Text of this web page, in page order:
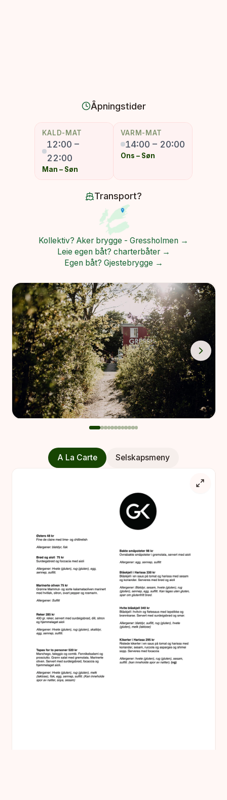
A La Carte Selskapsmeny
Transport?
Kollektiv? Aker brygge - Gressholmen →
Leie egen båt? charterbåter →
Egen båt? Gjestebrygge →
Åpningstider
KALD-MAT
12:00 –
22:00
Man – Søn
VARM-MAT
14:00 – 20:00
Ons – Søn